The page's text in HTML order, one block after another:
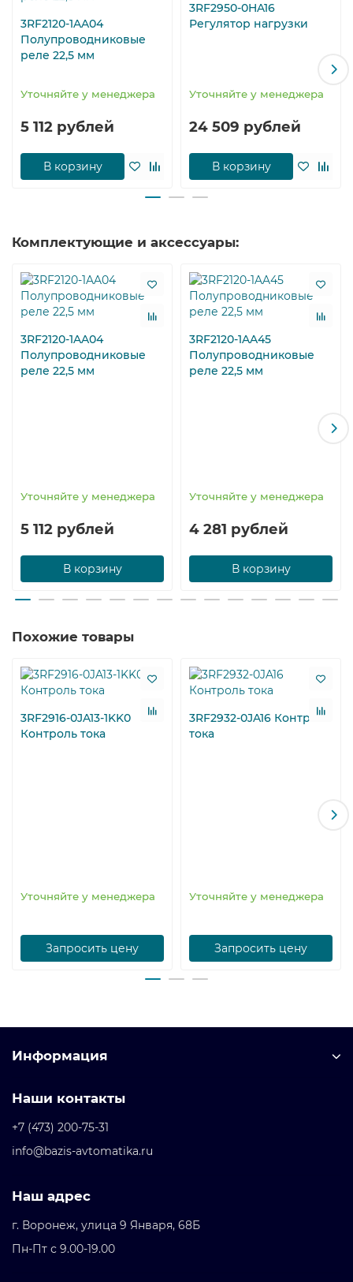
3RF2120-1AA04
Полупроводниковые
реле 22,5 мм
Уточняйте у менеджера
5 112 рублей
В корзину
3RF2950-0HA16
Регулятор нагрузки
Уточняйте у менеджера
24 509 рублей
В корзину
Комплектующие и аксессуары:
3RF2120-1AA04
Полупроводниковые
реле 22,5 мм
Уточняйте у менеджера
5 112 рублей
В корзину
3RF2120-1AA45
Полупроводниковые
реле 22,5 мм
Уточняйте у менеджера
4 281 рублей
В корзину
Похожие товары
3RF2916-0JA13-1KK0
Контроль тока
Уточняйте у менеджера
Запросить цену
3RF2932-0JA16 Контроль
тока
Уточняйте у менеджера
Запросить цену
Информация
Наши контакты
+7 (473) 200-75-31
info@bazis-avtomatika.ru
Наш адрес
г. Воронеж, улица 9 Января, 68Б
Пн-Пт с 9.00-19.00